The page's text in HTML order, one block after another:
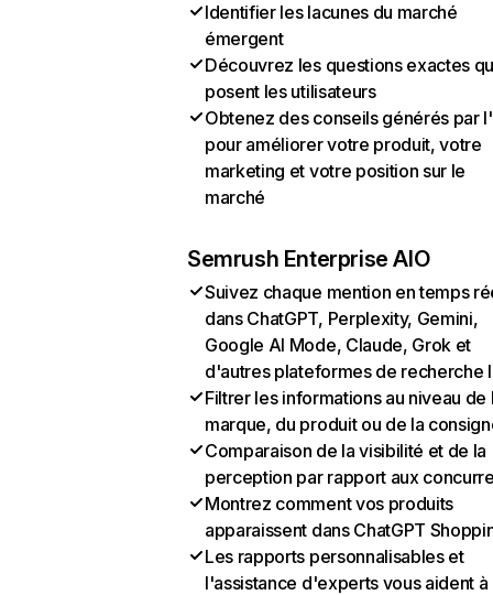
Identifier les lacunes du marché
émergent
Découvrez les questions exactes
posent les utilisateurs
Obtenez des conseils générés par
pour améliorer votre produit, votre
marketing et votre position sur le
marché
Semrush Enterprise AIO
Suivez chaque mention en temps
dans ChatGPT, Perplexity, Gemini,
Google AI Mode, Claude, Grok et
d'autres plateformes de recherche
Filtrer les informations au niveau de
marque, du produit ou de la
Comparaison de la visibilité et de la
perception par rapport aux
Montrez comment vos produits
apparaissent dans ChatGPT
Les rapports personnalisables et
l'assistance d'experts vous aident à